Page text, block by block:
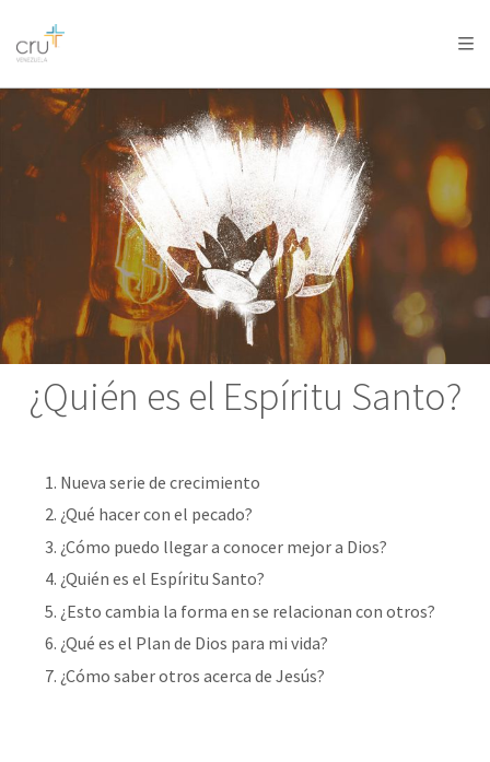
AFRICA
AMERICA / CARIBBEAN
OCEANIA
¿Quién es el Espíritu Santo?
Nueva serie de crecimiento
¿Qué hacer con el pecado?
¿Cómo puedo llegar a conocer mejor a Dios?
¿Quién es el Espíritu Santo?
¿Esto cambia la forma en se relacionan con otros?
¿Qué es el Plan de Dios para mi vida?
¿Cómo saber otros acerca de Jesús?